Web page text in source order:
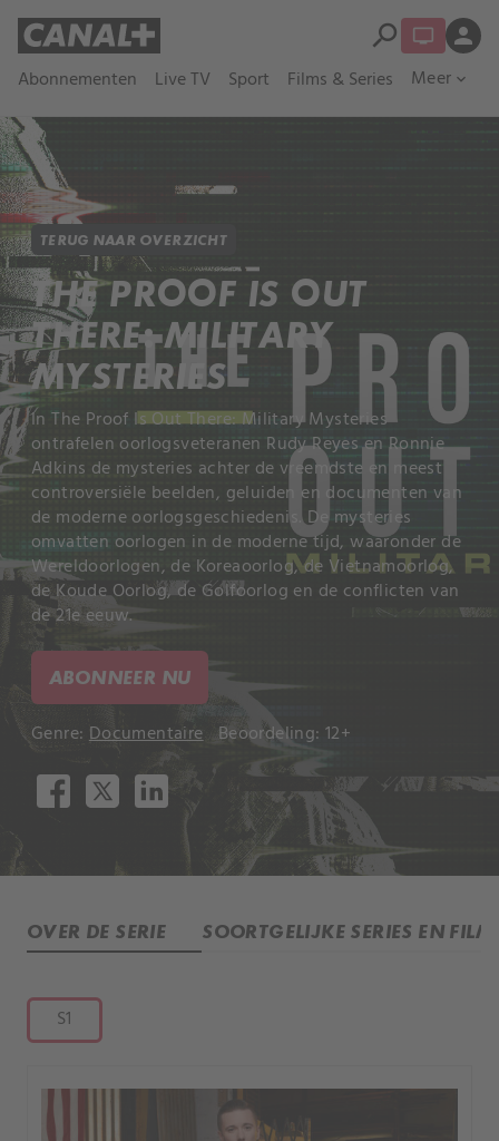
Abonnementen Live TV Sport Films & Series Meer expand_more
search person
TERUG NAAR OVERZICHT
THE PROOF IS OUT
THERE: MILITARY
MYSTERIES
In The Proof Is Out There: Military Mysteries
ontrafelen oorlogsveteranen Rudy Reyes en Ronnie
Adkins de mysteries achter de vreemdste en meest
controversiële beelden, geluiden en documenten van
de moderne oorlogsgeschiedenis. De mysteries
omvatten oorlogen in de moderne tijd, waaronder de
Wereldoorlogen, de Koreaoorlog, de Vietnamoorlog,
de Koude Oorlog, de Golfoorlog en de conflicten van
de 21e eeuw.
ABONNEER NU
Genre: Documentaire Beoordeling: 12+
OVER DE SERIE SOORTGELIJKE SERIES EN
S1